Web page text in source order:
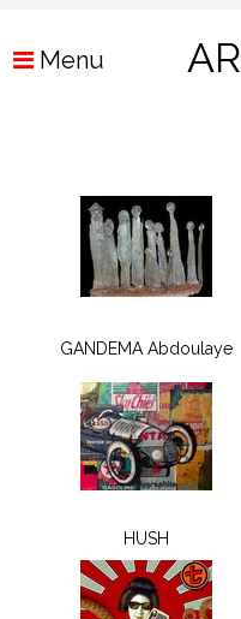
Menu
GANDEMA Abdoulaye
HUSH